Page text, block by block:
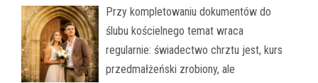
Przy kompletowaniu dokumentów do
ślubu kościelnego temat wraca
regularnie: świadectwo chrztu jest, kurs
przedmałżeński zrobiony, ale